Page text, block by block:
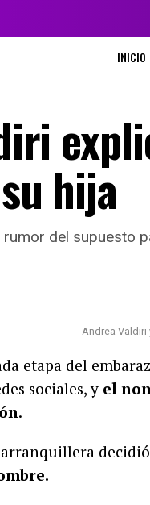
INICIO
hija
del supuesto
Andrea Valdiri
etapa del
sociales, y el
.